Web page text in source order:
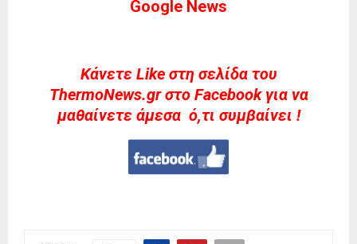
Google News
Kάνετε Like στη σελίδα του
ThermoNews.gr στο Facebook για να
μαθαίνετε άμεσα ό,τι συμβαίνει !